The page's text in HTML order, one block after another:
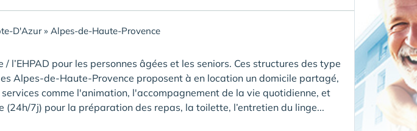
D'Azur» Alpes-de-Haute-Provence
pour les personnes âgées et les seniors. Ces structures des type
Alpes-de-Haute-Provence proposent à en location un domicile partagé,
comme l'animation, l'accompagnement de la vie quotidienne, et
(24h/7j) pour la préparation des repas, la toilette, l’entretien du linge...